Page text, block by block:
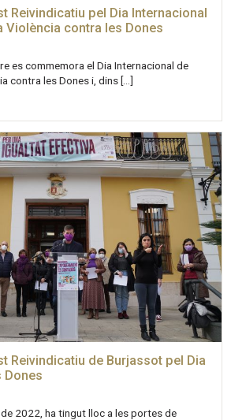
Reivindicatiu pel Dia Internacional
Violència contra les Dones
es commemora el Dia Internacional de
contra les Dones i, dins […]
Reivindicatiu de Burjassot pel Dia
Dones
2022, ha tingut lloc a les portes de